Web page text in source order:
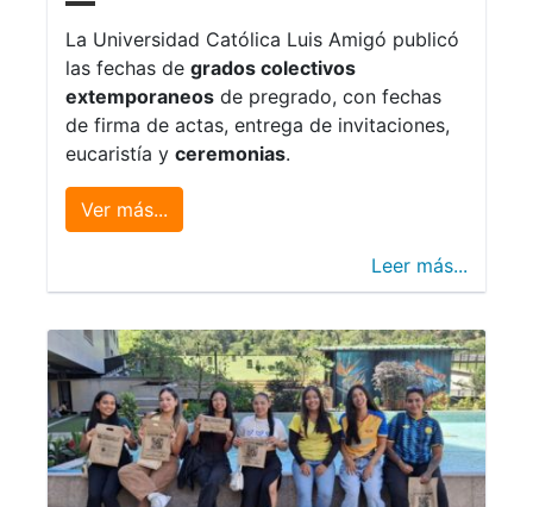
La Universidad Católica Luis Amigó publicó
las fechas de grados colectivos
extemporaneos de pregrado, con fechas
de firma de actas, entrega de invitaciones,
eucaristía y ceremonias.
Ver más...
Leer más...